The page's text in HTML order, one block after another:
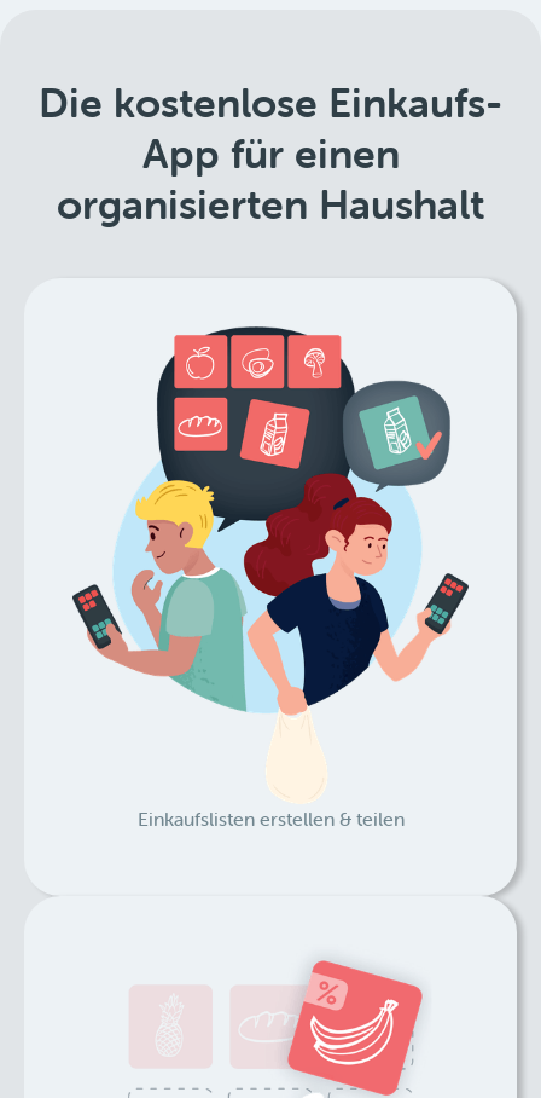
Die kostenlose Einkaufs-
App für einen
organisierten Haushalt
Einkaufslisten erstellen & teilen